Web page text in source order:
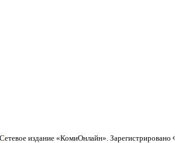
Сетевое издание «КомиОнлайн».